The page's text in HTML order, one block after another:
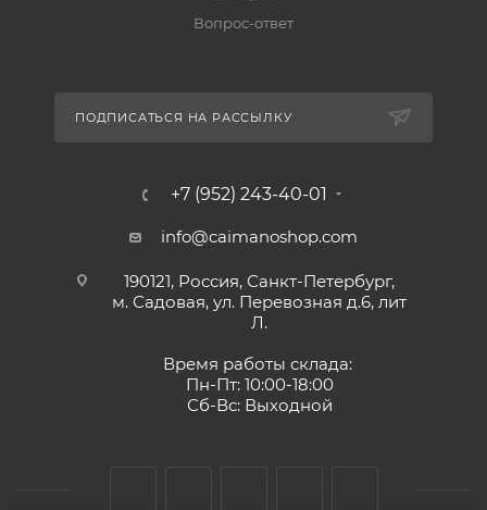
Вопрос-ответ
ПОДПИСАТЬСЯ НА РАССЫЛКУ
+7 (952) 243-40-01
info@caimanoshop.com
190121, Россия, Санкт-Петербург,
м. Садовая, ул. Перевозная д.6, лит
Л.
Время работы склада:
Пн-Пт: 10:00-18:00
Сб-Вс: Выходной